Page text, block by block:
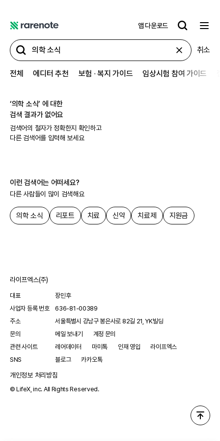
어
노
트
앱 다운로드
취소
전체 에디터 추천 보험 ∙ 복지 가이드 임상시험 참여 가이드
‘의학 소식’ 에 대한
검색 결과가 없어요
검색어의 철자가 정확한지 확인하고
다른 검색어를 입력해 보세요
이런 검색어는 어떠세요?
다른 사람들이 많이 검색해요
의학 소식 리포트 치료 신약 치료제 지원금
라이프엑스(주)
대표
장민후
사업자 등록 번호
636-81-00389
주소
서울특별시 강남구 봉은사로 82길 21, YK빌딩
문의
메일 보내기
계정 문의
관련 사이트
레어데이터 마미톡 인재 영입
라이프엑스
SNS
블로그 카카오톡
개인정보 처리방침
© LifeX, inc. All Rights Reserved.